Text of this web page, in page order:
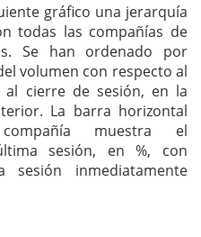
gráfico una jerarquía
todas las compañías de
Se han ordenado por
volumen con respecto al
al cierre de sesión, en la
La barra horizontal
muestra el
sesión, en %, con
inmediatamente